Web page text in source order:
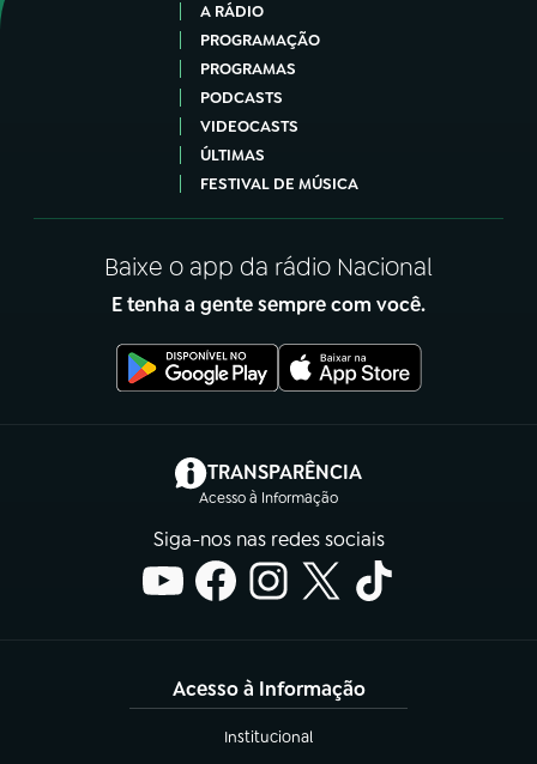
A RÁDIO
PROGRAMAÇÃO
PROGRAMAS
PODCASTS
VIDEOCASTS
ÚLTIMAS
FESTIVAL DE MÚSICA
Baixe o app da rádio Nacional
E tenha a gente sempre com você.
TRANSPARÊNCIA
Acesso à Informação
(abre em nova aba)
Siga-nos nas redes sociais
Acesso à Informação
Institucional
(abre em nova aba)